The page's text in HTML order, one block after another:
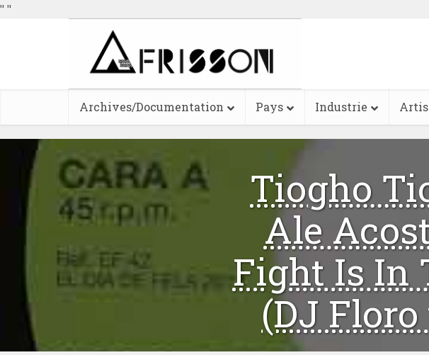
" "
Archives/Documentation Pays Industrie
Tiogho
Ale
Fight Is In
(DJ